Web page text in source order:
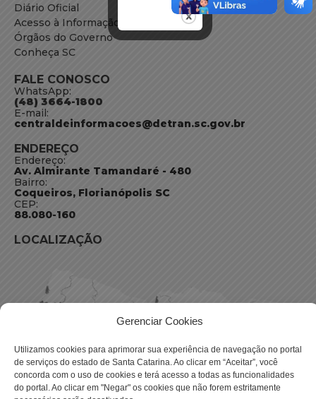
Gerenciar Cookies
Utilizamos cookies para aprimorar sua experiência de navegação no portal
de serviços do estado de Santa Catarina. Ao clicar em “Aceitar”, você
concorda com o uso de cookies e terá acesso a todas as funcionalidades
do portal. Ao clicar em "Negar" os cookies que não forem estritamente
Diário Oficial
Acesso à Informação
Órgãos do Governo
Conheça SC
FALE CONOSCO
WhatsApp:
(48) 3664-1800
E-mail:
centraldeinformacoes@detran.sc.gov.br
ENDEREÇO
Endereço:
Av. Almirante Tamandaré - 480
Bairro:
Coqueiros, Florianópolis SC
CEP:
88.080-160
LOCALIZAÇÃO